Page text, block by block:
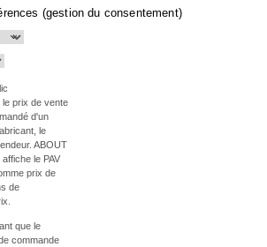
(gestion du consentement)
le prix de vente
d'un
le
ABOUT
le PAV
prix de
de
que le
commande